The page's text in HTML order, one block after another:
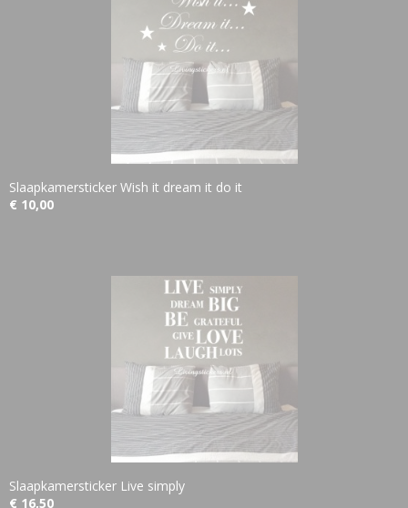
Slaapkamersticker Wish it dream it do it
€ 10,00
Slaapkamersticker Live simply
€ 16,50